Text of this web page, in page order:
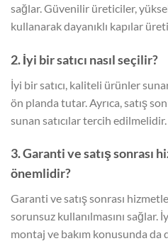
sağlar. Güvenilir üreticiler,
kullanarak dayanıklı kapılar
2. İyi bir satıcı nasıl seçilir?
İyi bir satıcı, kaliteli ürünler
ön planda tutar. Ayrıca, satış
sunan satıcılar tercih edilmelidir.
3. Garanti ve satış sonrası
önemlidir?
Garanti ve satış sonrası
sorunsuz kullanılmasını sağlar.
montaj ve bakım konusunda da